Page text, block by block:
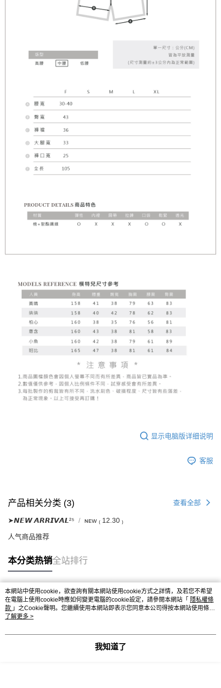
显示电脑版详细说明
客服
产品相关分类 (3) 查看全部
➤𝙉𝙀𝙒 𝘼𝙍𝙍𝙄𝙑𝘼𝙇²⁵ ɴᴇᴡ ₍ 12.30 ₎
人气商品推荐
本分类热销全站排行
热门标签
本網站中使用cookie，欲查詢有關本網站使用cookie方式之詳情，及若您不希望
在電腦上使用cookie時應如何變更電腦的cookie設定，請參閱本網站「 隱私權條
款 」之Cookie聲明。您繼續使用本網站即表示您同意本公司得按本網站使用條款
之Cookie聲明使用cookie。
了解更多 >
我知道了